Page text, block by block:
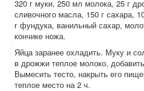
320 г муки, 250 мл молока, 25 г
сливочного масла, 150 г сахара,
г фундука, ванильный сахар,
кончике ножа.
Яйца заранее охладить. Муку и
в дрожжи теплое молоко,
Вымесить тесто, накрыть его
теплое место на 2 ч.